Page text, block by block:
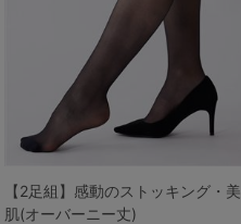
【2足組】感動のストッキング・美
肌(オーバーニー丈)